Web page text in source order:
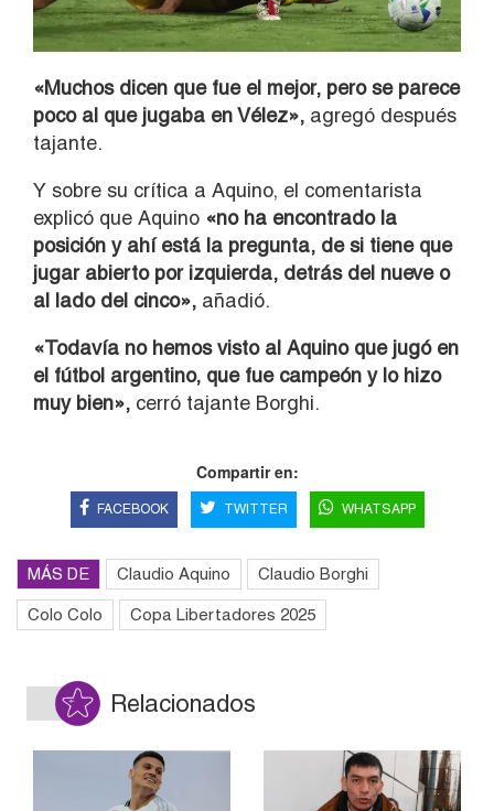
«Muchos dicen que fue el mejor, pero se parece
poco al que jugaba en Vélez», agregó después
tajante.
Y sobre su crítica a Aquino, el comentarista
explicó que Aquino «no ha encontrado la
posición y ahí está la pregunta, de si tiene que
jugar abierto por izquierda, detrás del nueve o
al lado del cinco», añadió.
«Todavía no hemos visto al Aquino que jugó en
el fútbol argentino, que fue campeón y lo hizo
muy bien», cerró tajante Borghi.
Compartir en:
FACEBOOK TWITTER WHATSAPP
MÁS DE Claudio Aquino Claudio Borghi
Colo Colo Copa Libertadores 2025
Relacionados